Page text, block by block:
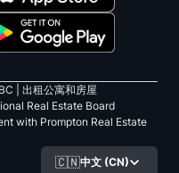
|
出租公寓和房屋
Real Estate Board
with Prompton Real Estate
🇨🇳中文 (CN)